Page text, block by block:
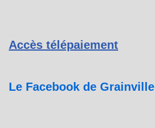
Accès télépaiement
Le Facebook de Grainville